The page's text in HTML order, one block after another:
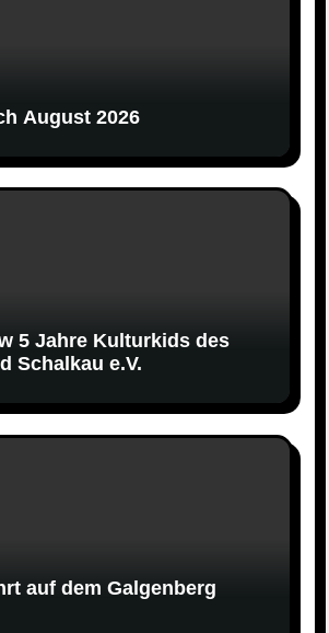
August 2026
5 Jahre Kulturkids des
Schalkau e.V.
auf dem Galgenberg